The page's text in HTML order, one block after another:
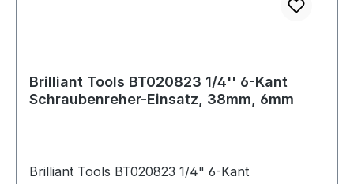
Brilliant Tools BT020823 1/4'' 6-Kant
Schraubenreher-Einsatz, 38mm, 6mm
Brilliant Tools BT020823 1/4" 6-Kant